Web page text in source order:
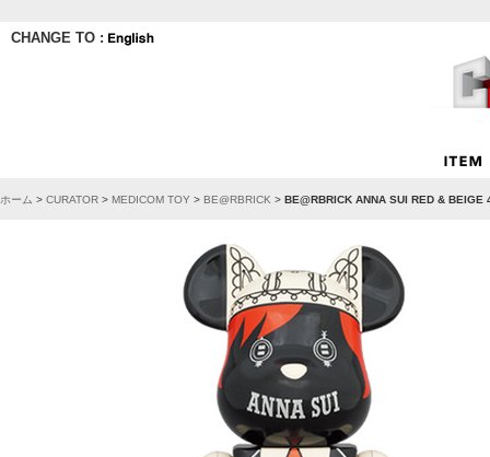
CHANGE TO :
ホーム > CURATOR > MEDICOM TOY > BE@RBRICK > BE@RBRICK ANNA SUI RED & BEIGE